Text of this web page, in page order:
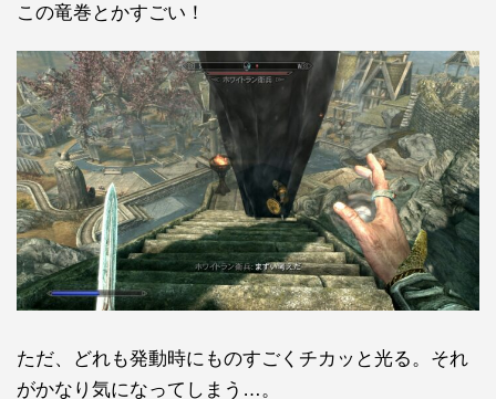
この竜巻とかすごい！
ただ、どれも発動時にものすごくチカッと光る。それ
がかなり気になってしまう…。